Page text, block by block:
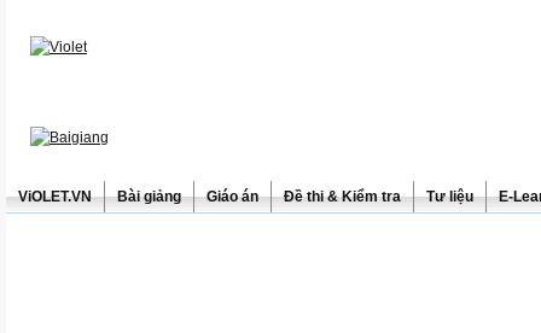
ViOLET.VN Bài giảng Giáo án Đề thi & Kiểm tra Tư liệu E-